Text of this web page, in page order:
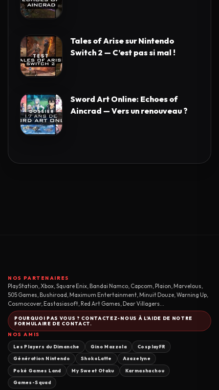
Tales of Arise sur Nintendo
Switch 2 — C’est pas si mal !
Sword Art Online: Echoes of
Aincrad — Vers un renouveau ?
NOS PARTENAIRES
PlayStation, Xbox, Square Enix, Bandai Namco, Capcom, Plaion, Marvelous,
505 Games, Bushiroad, Maximum Entertainment, Minuit Douze, Warning Up,
Cosmocover, Eastasiasoft, Red Art Games, Dear Villagers...
POURQUOI PAS VOUS ? CONTACTEZ-NOUS À L'AIDE DE NOTRE
FORMULAIRE DE CONTACT.
NOS AMIS
Les Players du Dimanche Gino Mazzola CosplayFR
Génération Nintendo ShokoLatte Azazelyne
Poké Games Land My Sweet Otaku Karmashachou
Games-Squad